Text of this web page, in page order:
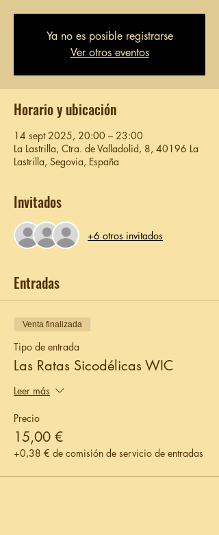
Ya no es posible registrarse
Ver otros eventos
Horario y ubicación
14 sept 2025, 20:00 – 23:00
La Lastrilla, Ctra. de Valladolid, 8, 40196 La
Lastrilla, Segovia, España
Invitados
+6 otros invitados
Entradas
Venta finalizada
Tipo de entrada
Las Ratas Sicodélicas WIC
Leer más
Precio
15,00 €
+0,38 € de comisión de servicio de entradas